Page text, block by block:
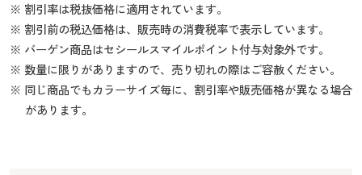
※ 割引率は税抜価格に適用されています。
※ 割引前の税込価格は、販売時の消費税率で表示しています。
※ バーゲン商品はセシールスマイルポイント付与対象外です。
※ 数量に限りがありますので、売り切れの際はご容赦ください。
※ 同じ商品でもカラーサイズ毎に、割引率や販売価格が異なる場合
があります。